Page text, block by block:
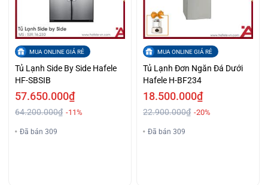
MUA ONLINE GIÁ RẺ
Tủ Lạnh Side By Side Hafele
HF-SBSIB
57.650.000₫
64.200.000₫ -11%
Đã bán 309
MUA ONLINE GIÁ RẺ
Tủ Lạnh Đơn Ngăn Đá Dưới
Hafele H-BF234
18.500.000₫
22.900.000₫ -20%
Đã bán 309